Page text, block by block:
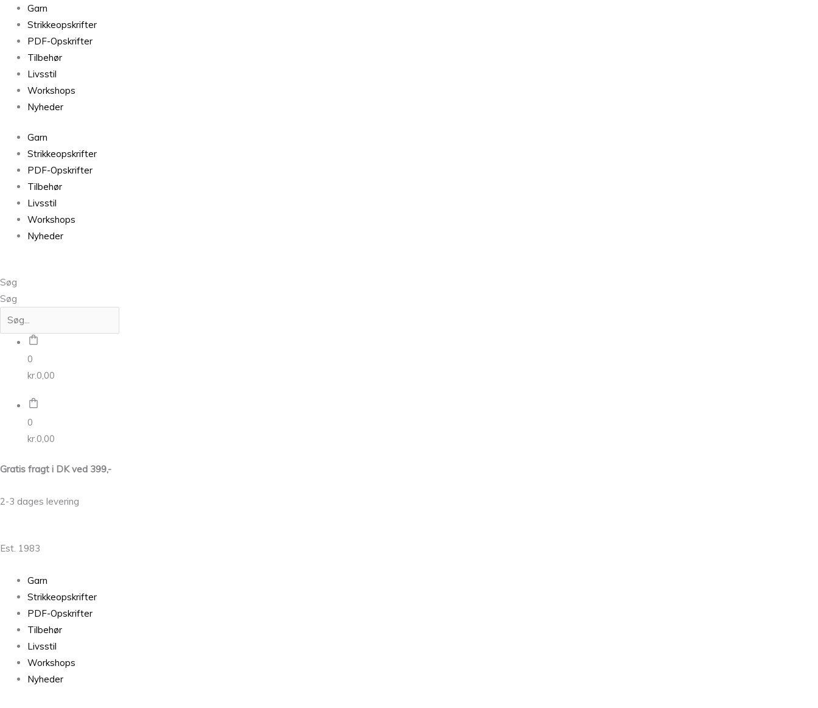
Garn
Strikkeopskrifter
PDF-Opskrifter
Tilbehør
Livsstil
Workshops
Nyheder
Garn
Strikkeopskrifter
PDF-Opskrifter
Tilbehør
Livsstil
Workshops
Nyheder
Søg
Søg
0
kr.0,00
0
kr.0,00
Gratis fragt i DK ved 399,-
2-3 dages levering
Est. 1983
Garn
Strikkeopskrifter
PDF-Opskrifter
Tilbehør
Livsstil
Workshops
Nyheder